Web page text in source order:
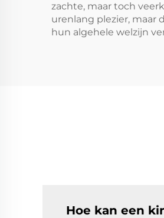
zachte, maar toch
urenlang plezier, maar
hun algehele welzijn
Hoe kan een